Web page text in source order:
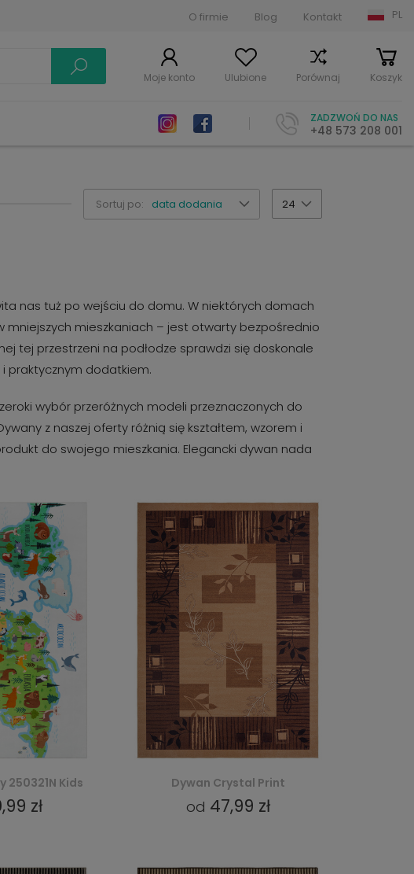
O firmie Blog Kontakt PL
Moje konto Ulubione Porównaj Koszyk
ZADZWOŃ DO NAS
+48 573 208 001
Sortuj po: data dodania 24
nas tuż po wejściu do domu. W niektórych domach
mniejszych mieszkaniach – jest otwarty bezpośrednio
tej przestrzeni na podłodze sprawdzi się doskonale
praktycznym dodatkiem.
wybór przeróżnych modeli przeznaczonych do
z naszej oferty różnią się kształtem, wzorem i
do swojego mieszkania. Elegancki dywan nada
250321N Kids
zł
Dywan Crystal Print
od 47,99 zł